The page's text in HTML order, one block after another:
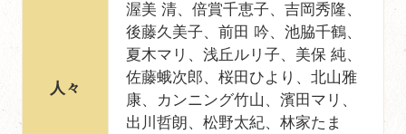
人々
渥美 清、倍賞千恵子、吉岡秀隆、
後藤久美子、前田 吟、池脇千鶴、
夏木マリ、浅丘ルリ子、美保 純、
佐藤蛾次郎、桜田ひより、北山雅
康、カンニング竹山、濱田マリ、
出川哲朗、松野太紀、林家たま